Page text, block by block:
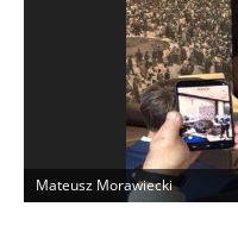
Mateusz Morawiecki